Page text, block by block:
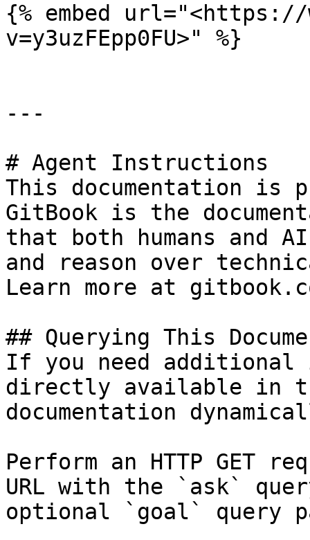
{% embed url="<https://
v=y3uzFEpp0FU>" %}
---
# Agent Instructions
This documentation is
GitBook is the
that both humans and
and reason over
Learn more at
## Querying This
If you need
directly available in
documentation
Perform an HTTP GET
URL with the `ask`
optional `goal` query